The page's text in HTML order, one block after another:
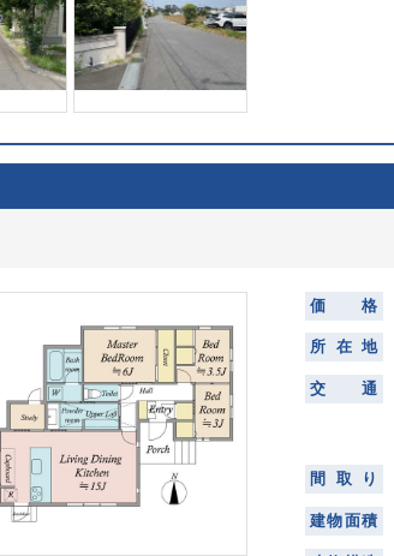
価 格
所 在 地
交 通
間 取 り
建物面積